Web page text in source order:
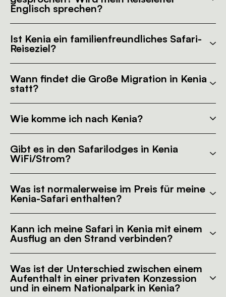
Englisch sprechen?
Ist Kenia ein familienfreundliches Safari-
Reiseziel?
Wann findet die Große Migration in Kenia
statt?
Wie komme ich nach Kenia?
Gibt es in den Safarilodges in Kenia
WiFi/Strom?
Was ist normalerweise im Preis für meine
Kenia-Safari enthalten?
Kann ich meine Safari in Kenia mit einem
Ausflug an den Strand verbinden?
Was ist der Unterschied zwischen einem
Aufenthalt in einer privaten Konzession
und in einem Nationalpark in Kenia?